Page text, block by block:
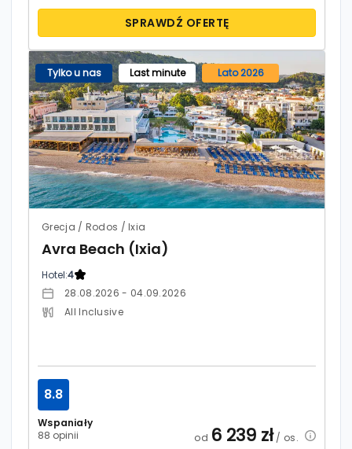
SPRAWDŹ OFERTĘ
Tylko u nas Last minute Lato 2026
Grecja / Rodos / Ixia
Avra Beach (Ixia)
Hotel:4
28.08.2026 - 04.09.2026
All Inclusive
Wspaniały
88 opinii
8.8
od 6 239 zł/ os.